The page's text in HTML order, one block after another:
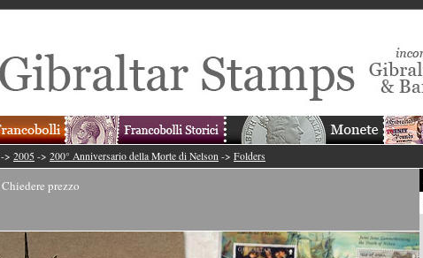
-> 2005 -> 200° Anniversario della Morte di Nelson -> Folders
Chiedere prezzo